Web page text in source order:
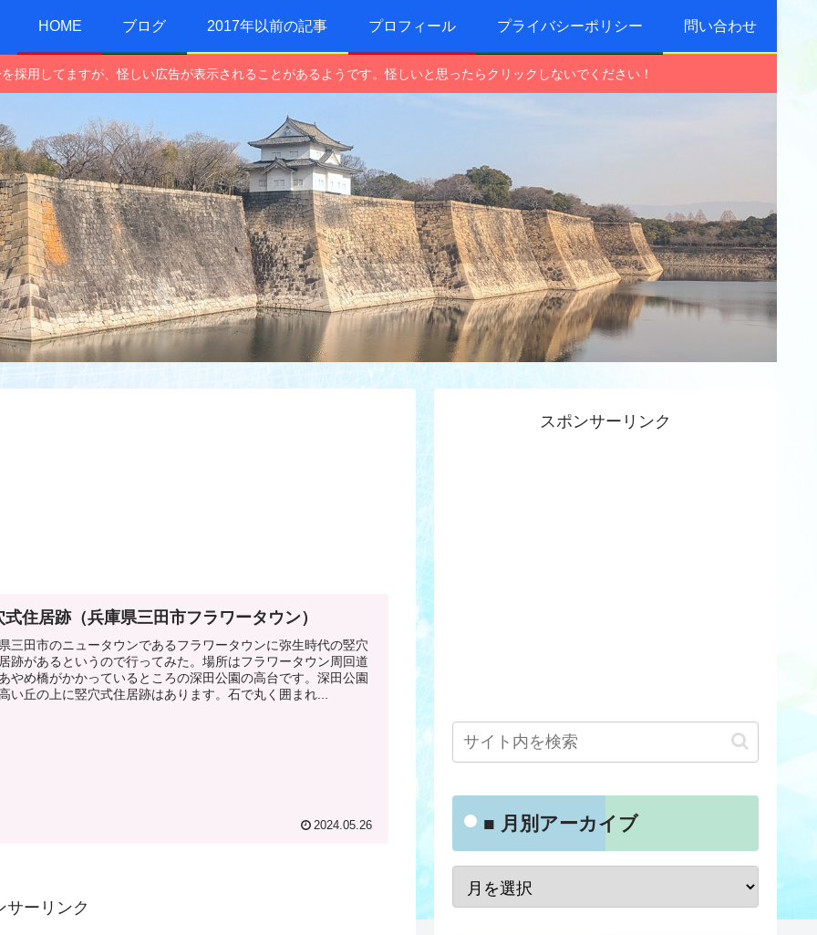
HOME ブログ 2017年以前の記事 プロフィール プライバシーポリシー 問い合わせ
採用してますが、怪しい広告が表示されることがあるようです。怪しいと思ったらクリックしないでください！
式住居跡（兵庫県三田市フラワータウン）
三田市のニュータウンであるフラワータウンに弥生時代の竪穴
跡があるというので行ってみた。場所はフラワータウン周回道
やめ橋がかかっているところの深田公園の高台です。深田公園
い丘の上に竪穴式住居跡はあります。石で丸く囲まれ...
2024.05.26
サーリンク
スポンサーリンク
■ 月別アーカイブ